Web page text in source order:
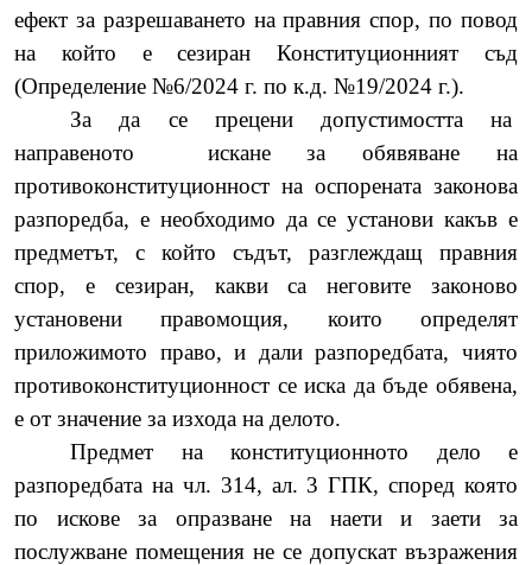
ефект за разрешаването на правния спор, по повод
на който е сезиран Конституционният съд
(Определение №6/2024 г. по к.д. №19/2024 г.).
За да се прецени допустимостта на
направеното
искане за обявяване на
противоконституционност на оспорената законова
разпоредба, е необходимо да се установи какъв е
предметът, с който съдът, разглеждащ правния
спор, е сезиран, какви са неговите законово
установени правомощия, които определят
приложимото право, и дали разпоредбата, чиято
противоконституционност се иска да бъде обявена,
е от значение за изхода на делото.
Предмет на конституционното дело е
разпоредбата на чл. 314, ал. 3 ГПК, според която
по искове за опразване на наети и заети за
послужване помещения не се допускат възражения